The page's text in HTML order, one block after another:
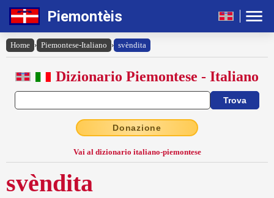
Piemontèis
Home › Piemontese-Italiano › svèndita
Dizionario Piemontese - Italiano
Donazione
Vai al dizionario italiano-piemontese
svèndita